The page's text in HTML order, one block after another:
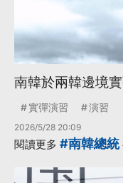
南韓於兩韓邊境
實彈演習 演習
2026/5/28 20:09
閱讀更多 #南韓總統